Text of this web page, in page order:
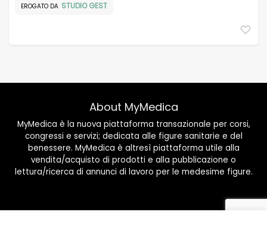
EROGATO DA STUDIO GEST
About MyMedica
MyMedica è la nuova piattaforma transazionale per corsi,
congressi e servizi; dedicata alle figure sanitarie e del
benessere. MyMedica è altresì piattaforma utile alla
vendita/acquisto di prodotti e alla pubblicazione o
lettura/ricerca di annunci di lavoro per le medesime figure.
Naviga